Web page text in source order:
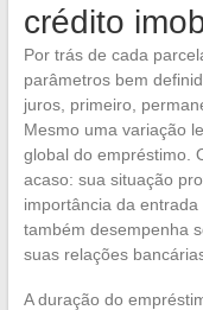
crédito
Por trás de cada
parâmetros bem
juros, primeiro,
Mesmo uma variação
global do empréstimo.
acaso: sua situação
importância da
também desempenha
suas relações
A duração do